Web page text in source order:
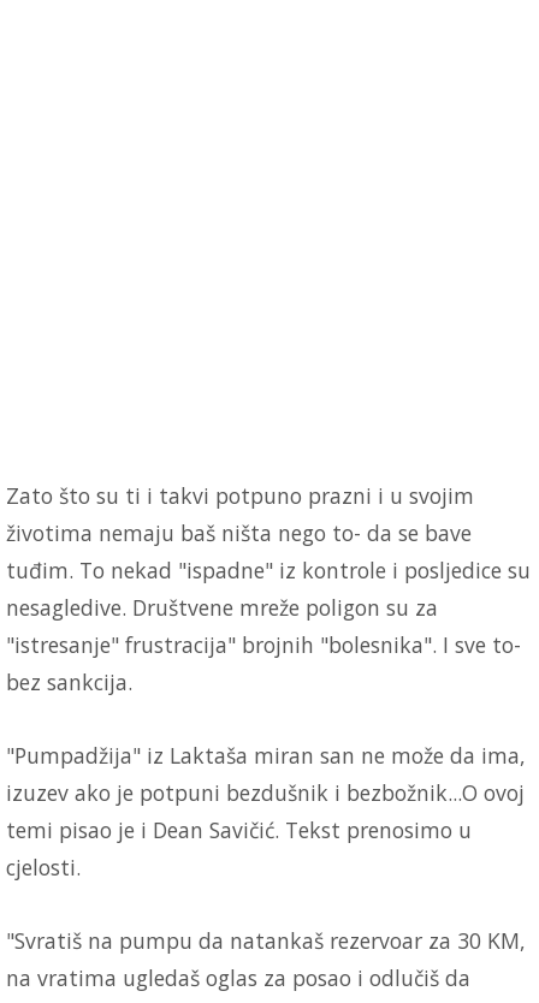
Zato što su ti i takvi potpuno prazni i u svojim
životima nemaju baš ništa nego to- da se bave
tuđim. To nekad "ispadne" iz kontrole i posljedice su
nesagledive. Društvene mreže poligon su za
"istresanje" frustracija" brojnih "bolesnika". I sve to-
bez sankcija.
"Pumpadžija" iz Laktaša miran san ne može da ima,
izuzev ako je potpuni bezdušnik i bezbožnik...O ovoj
temi pisao je i Dean Savičić. Tekst prenosimo u
cjelosti.
"Svratiš na pumpu da natankaš rezervoar za 30 KM,
na vratima ugledaš oglas za posao i odlučiš da